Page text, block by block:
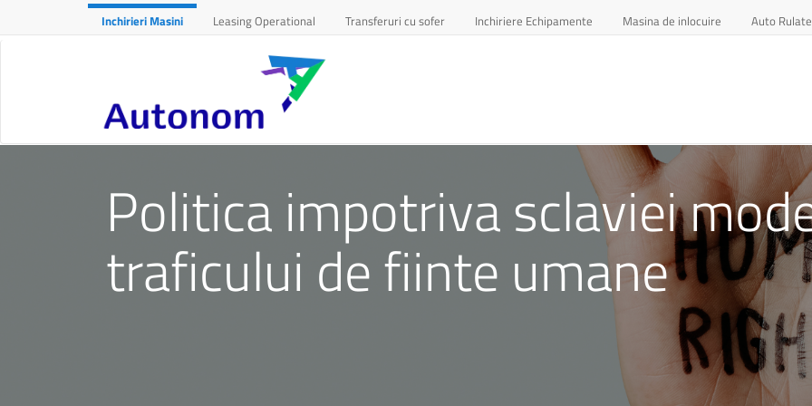
Inchirieri Masini Leasing Operational Transferuri cu sofer Inchiriere Echipamente Masina de inlocuire Auto Rulate
Politica impotriva sclaviei
traficului de fiinte umane